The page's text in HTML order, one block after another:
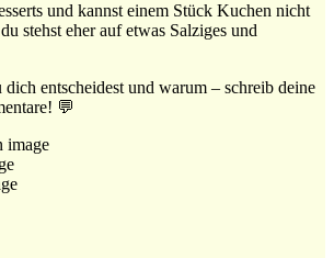
und kannst einem Stück Kuchen nicht
stehst eher auf etwas Salziges und
entscheidest und warum – schreib deine
💬